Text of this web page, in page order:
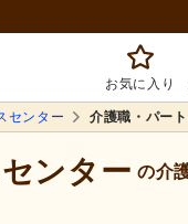
お気に入り
センター 介護職・パート
ンター の介